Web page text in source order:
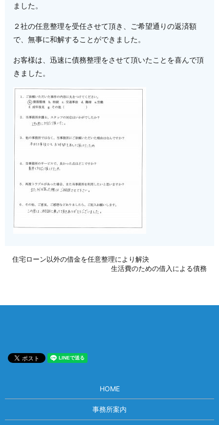
ました。
２社の任意整理を受任させて頂き、ご希望通りの返済額
で、無事に和解することができました。
お客様は、迅速に債務整理をさせて頂いたことを喜んで頂
きました。
住宅ローン以外の借金を任意整理により解決
生活費のための借入による債務
HOME
事務所案内